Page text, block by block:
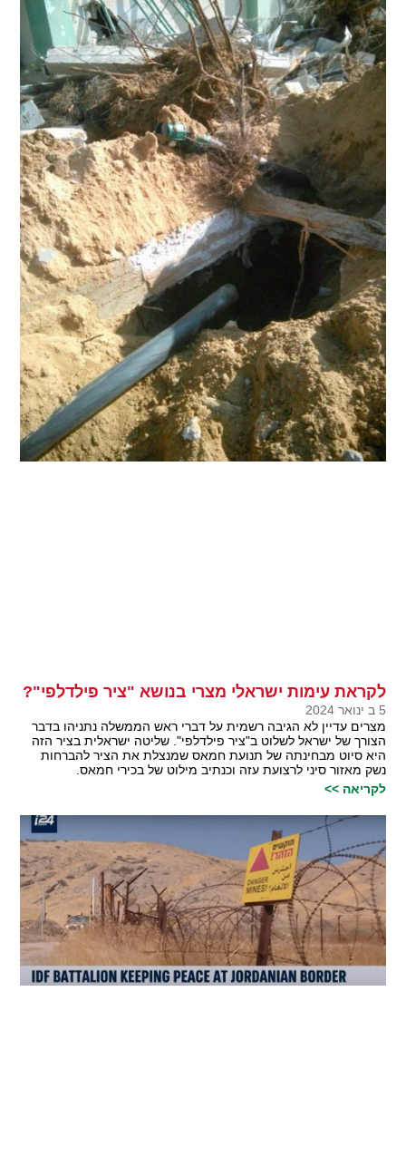
לקראת עימות ישראלי מצרי בנושא "ציר פילדלפי"?
5 ב ינואר 2024
מצרים עדיין לא הגיבה רשמית על דברי ראש הממשלה נתניהו בדבר
הצורך של ישראל לשלוט ב"ציר פילדלפי". שליטה ישראלית בציר הזה
היא סיוט מבחינתה של תנועת חמאס שמנצלת את הציר להברחות
נשק מאזור סיני לרצועת עזה וכנתיב מילוט של בכירי חמאס.
לקריאה >>